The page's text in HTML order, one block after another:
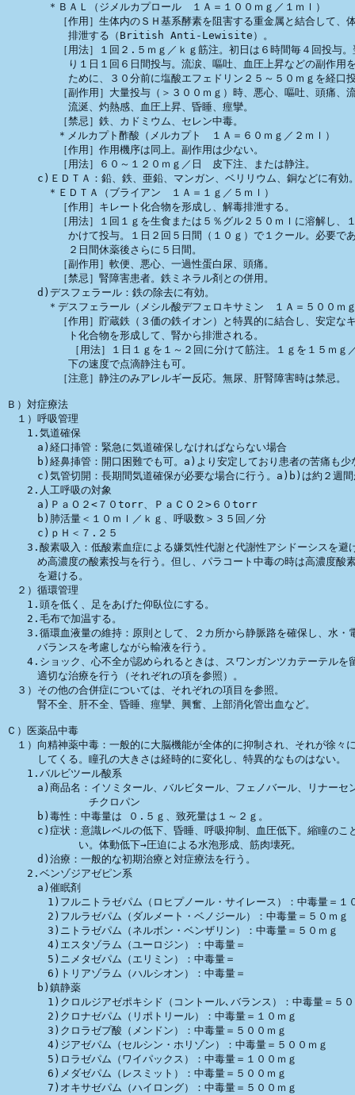
＊ＢＡＬ（ジメルカプロール　１Ａ＝１００ｍｇ／１ｍｌ）
［作用］生体内のＳＨ基系酵素を阻害する重金属と結合して、
排泄する（British Anti-Lewisite）。
［用法］１回２.５ｍｇ／ｋｇ筋注。初日は６時間毎４回投与。
り１日１回６日間投与。流涙、嘔吐、血圧上昇などの副作用
ために、３０分前に塩酸エフェドリン２５～５０ｍｇを経口
［副作用］大量投与（＞３００ｍｇ）時、悪心、嘔吐、頭痛、
流涎、灼熱感、血圧上昇、昏睡、痙攣。
［禁忌］鉄、カドミウム、セレン中毒。
        ＊メルカプト酢酸（メルカプト　１Ａ＝６０ｍｇ／２ｍｌ）
［作用］作用機序は同上。副作用は少ない。
［用法］６０～１２０ｍｇ／日　皮下注、または静注。
c)ＥＤＴＡ：鉛、鉄、亜鉛、マンガン、ベリリウム、銅などに有効
＊ＥＤＴＡ（ブライアン　１Ａ＝１ｇ／５ｍｌ）
［作用］キレート化合物を形成し、解毒排泄する。
［用法］１回１ｇを生食または５％グル２５０ｍｌに溶解し、
かけて投与。１日２回５日間（１０ｇ）で１クール。必要で
２日間休薬後さらに５日間。
［副作用］軟便、悪心、一過性蛋白尿、頭痛。
［禁忌］腎障害患者。鉄ミネラル剤との併用。
d)デスフェラール：鉄の除去に有効。
＊デスフェラール（メシル酸デフェロキサミン　１Ａ＝５００ｍ
［作用］貯蔵鉄（３価の鉄イオン）と特異的に結合し、安定な
ト化合物を形成して、腎から排泄される。
［用法］１日１ｇを１～２回に分けて筋注。１ｇを１５ｍｇ
下の速度で点滴静注も可。
［注意］静注のみアレルギー反応。無尿、肝腎障害時は禁忌。
Ｂ）対症療法
１）呼吸管理
1.気道確保
a)経口挿管：緊急に気道確保しなければならない場合
b)経鼻挿管：開口困難でも可。a)より安定しており患者の苦痛も少
c)気管切開：長期間気道確保が必要な場合に行う。a)b)は約２週間
2.人工呼吸の対象
a)ＰａＯ２<７０torr、ＰａＣＯ２>６０torr
b)肺活量＜１０ｍｌ／ｋｇ、呼吸数＞３５回／分
c)ｐＨ＜７.２５
3.酸素吸入：低酸素血症による嫌気性代謝と代謝性アシドーシスを避
め高濃度の酸素投与を行う。但し、パラコート中毒の時は高濃度酸
を避ける。
２）循環管理
1.頭を低く、足をあげた仰臥位にする。
2.毛布で加温する。
3.循環血液量の維持：原則として、２カ所から静脈路を確保し、水・
バランスを考慮しながら輸液を行う。
4.ショック、心不全が認められるときは、スワンガンツカテーテルを
適切な治療を行う（それぞれの項を参照）。
３）その他の合併症については、それぞれの項目を参照。
腎不全、肝不全、昏睡、痙攣、興奮、上部消化管出血など。
Ｃ）医薬品中毒
１）向精神薬中毒：一般的に大脳機能が全体的に抑制され、それが徐々
してくる。瞳孔の大きさは経時的に変化し、特異的なものはない。
1.バルビツール酸系
a)商品名：イソミタール、バルビタール、フェノバール、リナーセ
チクロパン
b)毒性：中毒量は ０.５ｇ、致死量は１～２ｇ。
c)症状：意識レベルの低下、昏睡、呼吸抑制、血圧低下。縮瞳のこ
い。体動低下→圧迫による水泡形成、筋肉壊死。
d)治療：一般的な初期治療と対症療法を行う。
2.ベンゾジアゼピン系
a)催眠剤
1)フルニトラゼパム（ロヒプノール・サイレース）：中毒量＝１
2)フルラゼパム（ダルメート・ベノジール）：中毒量＝５０ｍｇ
3)ニトラゼパム（ネルボン・ベンザリン）：中毒量＝５０ｍｇ
4)エスタゾラム（ユーロジン）：中毒量＝
5)ニメタゼパム（エリミン）：中毒量＝
6)トリアゾラム（ハルシオン）：中毒量＝
b)鎮静薬
1)クロルジアゼポキシド（コントール､バランス）：中毒量＝５０
2)クロナゼパム（リポトリール）：中毒量＝１０ｍｇ
3)クロラゼプ酸（メンドン）：中毒量＝５００ｍｇ
4)ジアゼパム（セルシン・ホリゾン）：中毒量＝５００ｍｇ
5)ロラゼパム（ワイパックス）：中毒量＝１００ｍｇ
6)メダゼパム（レスミット）：中毒量＝５００ｍｇ
7)オキサゼパム（ハイロング）：中毒量＝５００ｍｇ